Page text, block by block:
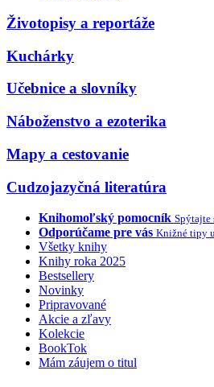
Životopisy a reportáže
Kuchárky
Učebnice a slovníky
Náboženstvo a ezoterika
Mapy a cestovanie
Cudzojazyčná literatúra
Knihomoľský pomocník Spýtajte
Odporúčame pre vás Knižné tipy
Všetky knihy
Knihy roka 2025
Bestsellery
Novinky
Pripravované
Akcie a zľavy
Kolekcie
BookTok
Mám záujem o titul